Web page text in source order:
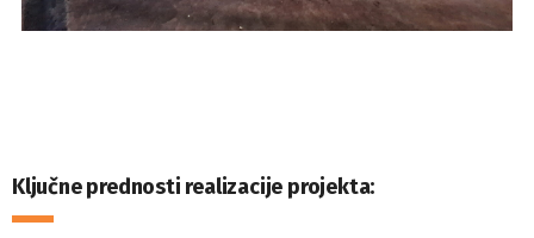
Ključne prednosti realizacije projekta: